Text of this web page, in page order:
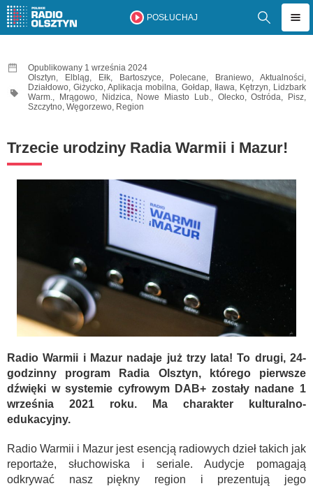
POSŁUCHAJ
Opublikowany 1 września 2024
Olsztyn, Elbląg, Ełk, Bartoszyce, Polecane, Braniewo,Aktualności,
Działdowo,Giżycko,Aplikacja mobilna, Gołdap, Iława, Kętrzyn, Lidzbark
Warm., Mrągowo, Nidzica, Nowe Miasto Lub., Olecko,Ostróda, Pisz,
Szczytno, Węgorzewo, Region
Trzecie urodziny Radia Warmii i Mazur!
Radio Warmii i Mazur nadaje już trzy lata! To drugi, 24-
godzinny program Radia Olsztyn, którego pierwsze
dźwięki w systemie cyfrowym DAB+ zostały nadane 1
września 2021 roku. Ma charakter kulturalno-
edukacyjny.
Radio Warmii i Mazur jest esencją radiowych dzieł takich jak
reportaże, słuchowiska i seriale. Audycje pomagają
odkrywać nasz piękny region i prezentują jego